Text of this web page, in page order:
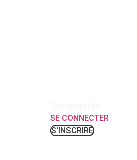
SE CONNECTER
S'INSCRIRE